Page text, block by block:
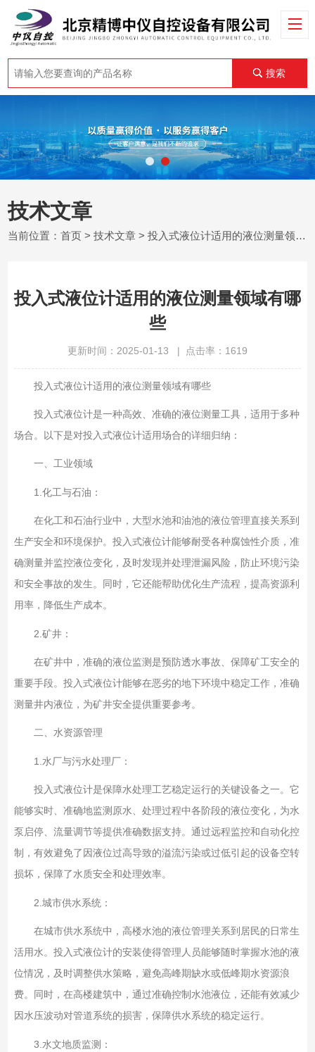
搜索
技术文章
当前位置：首页 >技术文章 > 投入式液位计适用的液位测量领域有哪些
投入式液位计适用的液位测量领域有哪
些
更新时间：2025-01-13 | 点击率：1619
投入式液位计适用的液位测量领域有哪些
投入式液位计是一种高效、准确的液位测量工具，适用于多种
场合。以下是对投入式液位计适用场合的详细归纳：
一、工业领域
1. 化工与石油：
在化工和石油行业中，大型水池和油池的液位管理直接关系到
生产安全和环境保护。投入式液位计能够耐受各种腐蚀性介质，准
确测量并监控液位变化，及时发现并处理泄漏风险，防止环境污染
和安全事故的发生。同时，它还能帮助优化生产流程，提高资源利
用率，降低生产成本。
2. 矿井：
在矿井中，准确的液位监测是预防透水事故、保障矿工安全的
重要手段。投入式液位计能够在恶劣的地下环境中稳定工作，准确
测量井内液位，为矿井安全提供重要参考。
二、水资源管理
1. 水厂与污水处理厂：
投入式液位计是保障水处理工艺稳定运行的关键设备之一。它
能够实时、准确地监测原水、处理过程中各阶段的液位变化，为水
泵启停、流量调节等提供准确数据支持。通过远程监控和自动化控
制，有效避免了因液位过高导致的溢流污染或过低引起的设备空转
损坏，保障了水质安全和处理效率。
2. 城市供水系统：
在城市供水系统中，高楼水池的液位管理关系到居民的日常生
活用水。投入式液位计的安装使得管理人员能够随时掌握水池的液
位情况，及时调整供水策略，避免高峰期缺水或低峰期水资源浪
费。同时，在高楼建筑中，通过准确控制水池液位，还能有效减少
因水压波动对管道系统的损害，保障供水系统的稳定运行。
3. 水文地质监测：